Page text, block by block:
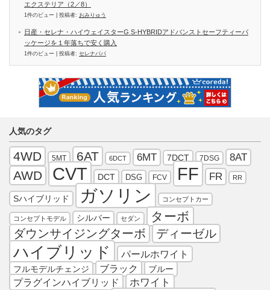
エクステリア（2／8）
1件のビュー 投稿者: おみりゅう
日産・セレナ・ハイウェイスターG S-HYBRIDアドバンストセーフティーパ
ッケージを１年落ちで安く購入
1件のビュー 投稿者: セレナパパ
人気のタグ
4WD 5MT 6AT 6DCT 6MT 7DCT 7DSG 8AT
AWD CVT DCT DSG FCV FF FR RR
Sハイブリッド ガソリン コンセプトカー
コンセプトモデル シルバー セダン ターボ
ダウンサイジングターボ ディーゼル
ハイブリッド パールホワイト
フルモデルチェンジ ブラック ブルー
プラグインハイブリッド ホワイト